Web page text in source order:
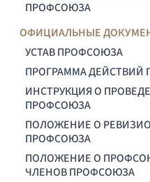
ПРОФСОЮЗА
ОФИЦИАЛЬНЫЕ
УСТАВ ПРОФСОЮЗА
ПРОГРАММА ДЕЙСТВИЙ
ИНСТРУКЦИЯ О
ПРОФСОЮЗА
ПОЛОЖЕНИЕ О
ПРОФСОЮЗА
ПОЛОЖЕНИЕ О
ЧЛЕНОВ ПРОФСОЮЗА